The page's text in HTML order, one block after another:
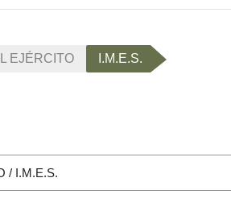
EJÉRCITO I.M.E.S.